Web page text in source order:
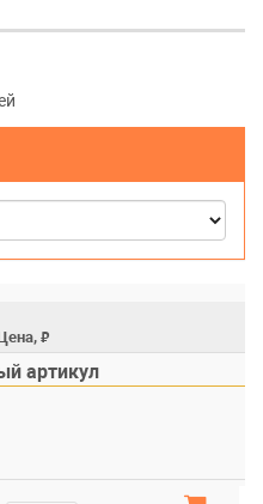
₽
артикул